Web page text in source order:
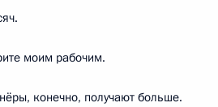
моим рабочим.
конечно, получают больше.